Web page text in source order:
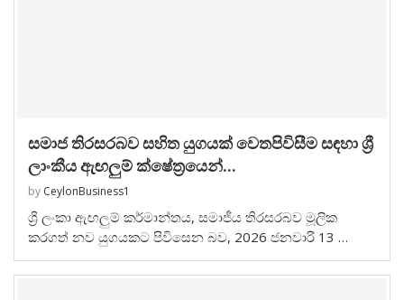
සමාජ තිරසරබව සහිත යුගයක් වෙතපිවිසීම සඳහා ශ්‍රී
ලාංකීය ඇඟලුම් ක්ෂේත්‍රයෙන්...
by CeylonBusiness1
ශ්‍රී ලංකා ඇඟලුම් කර්මාන්තය, සමාජීය තිරසරබව මූලික
කරගත් නව යුගයකට පිවිසෙන බව, 2026 ජනවාරි 13 …